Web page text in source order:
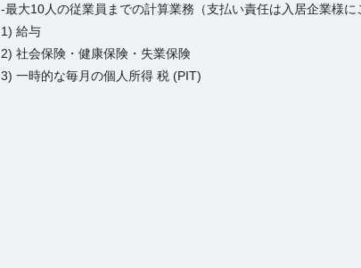
-最大10人の従業員までの計算業務（支払い責任は入居企業様に
1) 給与
2) 社会保険・健康保険・失業保険
3) 一時的な毎月の個人所得 税 (PIT)